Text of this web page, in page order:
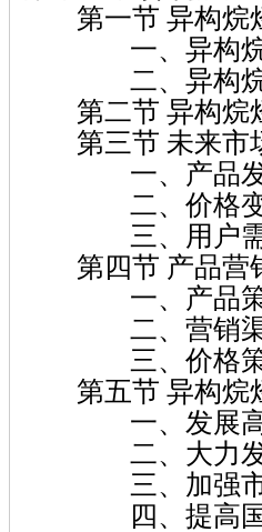
第一节 异构烷
一、异构烷烃
二、异构烷烃
第二节 异构烷
第三节 未来市
一、产品发
二、价格变
三、用户需
第四节 产品营
一、产品策
二、营销渠
三、价格策
第五节 异构烷
一、发展高
二、大力发展
三、加强市场
四、提高国内